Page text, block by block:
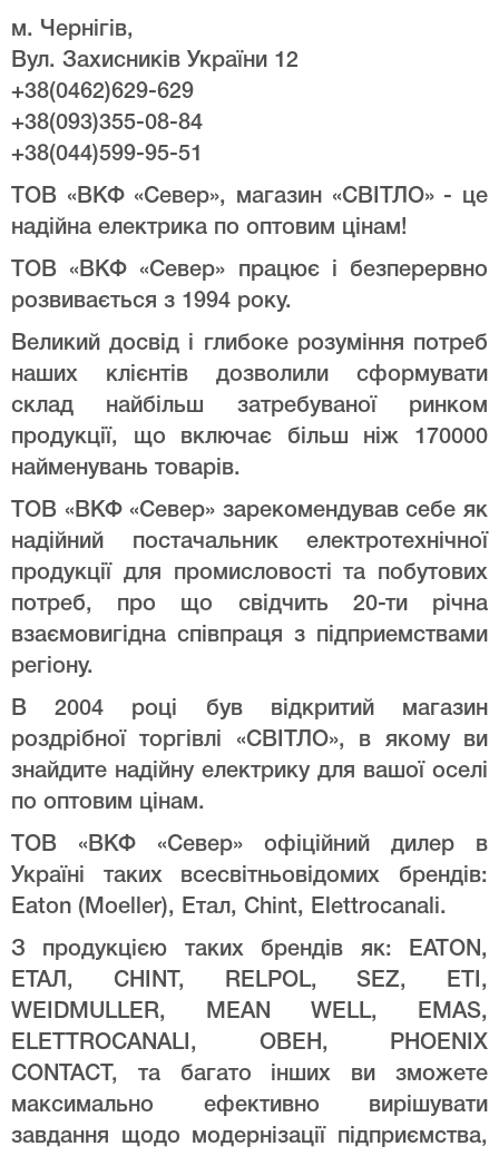
м. Чернігів,
Вул. Захисників України 12
+38(0462)629-629
+38(093)355-08-84
+38(044)599-95-51
ТОВ «ВКФ «Север», магазин «СВІТЛО» - це
надійна електрика по оптовим цінам!
ТОВ «ВКФ «Север» працює і безперервно
розвивається з 1994 року.
Великий досвід і глибоке розуміння потреб
наших клієнтів дозволили сформувати
склад найбільш затребуваної ринком
продукції, що включає більш ніж 170000
найменувань товарів.
ТОВ «ВКФ «Север» зарекомендував себе як
надійний постачальник електротехнічної
продукції для промисловості та побутових
потреб, про що свідчить 20-ти річна
взаємовигідна співпраця з підприемствами
регіону.
В 2004 році був відкритий магазин
роздрібної торгівлі «СВІТЛО», в якому ви
знайдите надійну електрику для вашої оселі
по оптовим цінам.
ТОВ «ВКФ «Север» офіційний дилер в
Україні таких всесвітньовідомих брендів:
Eaton (Moeller), Етал, Chint, Elettrocanali.
З продукцією таких брендів як: EATON,
ЕТАЛ, CHINT, RELPOL, SEZ, ETI,
WEIDMULLER, MEAN WELL, EMAS,
ELETTROCANALI, ОВЕН, PHOENIX
CONTACT, та багато інших ви зможете
максимально ефективно вирішувати
завдання щодо модернізації підприємства,